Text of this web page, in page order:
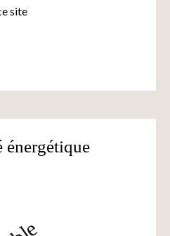
site
énergétique